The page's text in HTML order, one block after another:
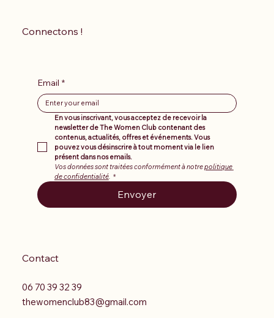
Connectons !
Email *
En vous inscrivant, vous acceptez de recevoir la
newsletter de The Women Club contenant des
contenus, actualités, offres et événements. Vous
pouvez vous désinscrire à tout moment via le lien
présent dans nos emails.
Vos données sont traitées conformément à notre politique
de confidentialité. *
Envoyer
Contact
06 70 39 32 39
thewomenclub83@gmail.com